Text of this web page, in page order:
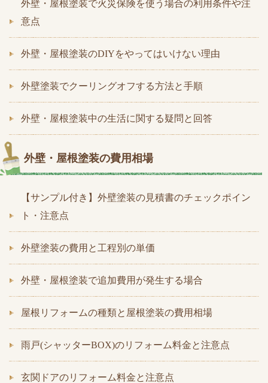
外壁・屋根塗装で火災保険を使う場合の利用条件や注
意点
外壁・屋根塗装のDIYをやってはいけない理由
外壁塗装でクーリングオフする方法と手順
外壁・屋根塗装中の生活に関する疑問と回答
外壁・屋根塗装の費用相場
【サンプル付き】外壁塗装の見積書のチェックポイン
ト・注意点
外壁塗装の費用と工程別の単価
外壁・屋根塗装で追加費用が発生する場合
屋根リフォームの種類と屋根塗装の費用相場
雨戸(シャッターBOX)のリフォーム料金と注意点
玄関ドアのリフォーム料金と注意点